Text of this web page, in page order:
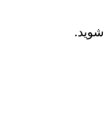
شوید.